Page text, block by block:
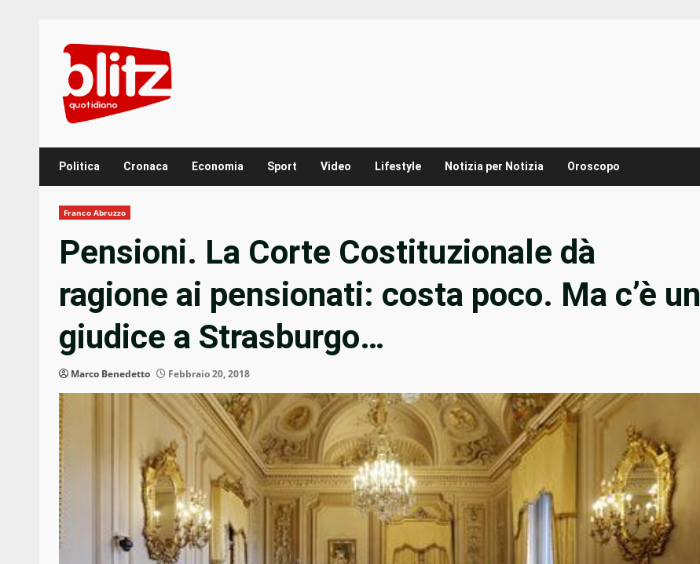
content
Politica Cronaca Economia Sport Video Lifestyle Notizia per Notizia Oroscopo
Franco Abruzzo
Pensioni. La Corte Costituzionale dà
ragione ai pensionati: costa poco. Ma c’è un
giudice a Strasburgo…
Marco Benedetto Febbraio 20, 2018